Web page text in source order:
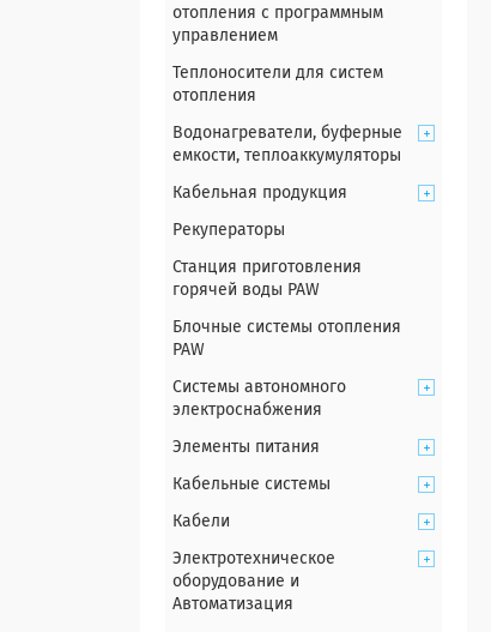
отопления с программным
управлением
Теплоносители для систем
отопления
Водонагреватели, буферные
емкости, теплоаккумуляторы
Кабельная продукция
Рекуператоры
Станция приготовления
горячей воды PAW
Блочные системы отопления
PAW
Системы автономного
электроснабжения
Элементы питания
Кабельные системы
Кабели
Электротехническое
оборудование и
Автоматизация